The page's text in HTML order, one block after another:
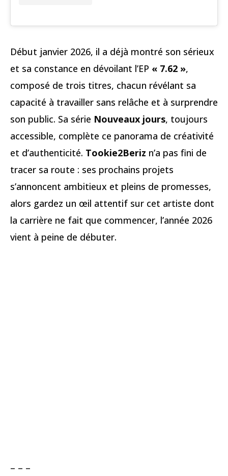
Début janvier 2026, il a déjà montré son sérieux
et sa constance en dévoilant l’EP « 7.62 »,
composé de trois titres, chacun révélant sa
capacité à travailler sans relâche et à surprendre
son public. Sa série Nouveaux jours, toujours
accessible, complète ce panorama de créativité
et d’authenticité. Tookie2Beriz n’a pas fini de
tracer sa route : ses prochains projets
s’annoncent ambitieux et pleins de promesses,
alors gardez un œil attentif sur cet artiste dont
la carrière ne fait que commencer, l’année 2026
vient à peine de débuter.
– – –